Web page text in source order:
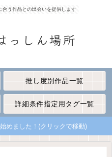
う作品との出会いを提供します
っしん場所
推し度別作品一覧
詳細条件指定用タグ一覧
めました！(クリックで移動)